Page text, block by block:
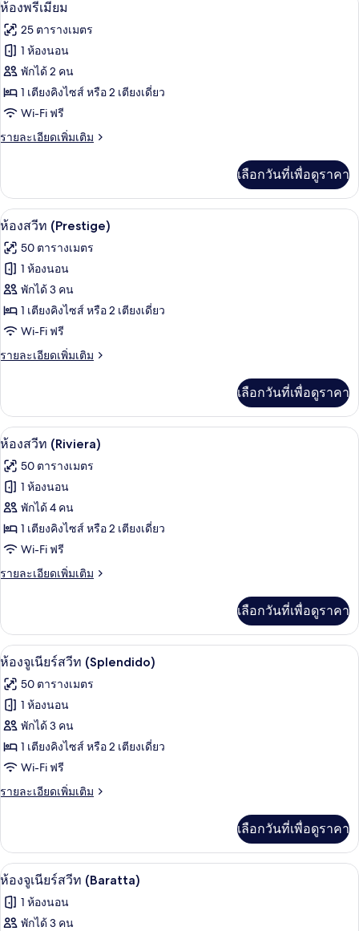
ห้อง
ท
(Portofino)
ภาพถ่าย
ทั้งหมด
ของ
ห้อง
พรีเมียม
3
ห้องพรีเมียม
25 ตารางเมตร
1 ห้องนอน
พักได้ 2 คน
1 เตียงคิงไซส์ หรือ 2 เตียงเดี่ยว
Wi-Fi ฟรี
รายละเอียดเพิ่มเติม
ราย
เกี่ยว
กับ
ห้อง
เลือกวันที่เพื่อดูราคา
เปิด
ภาพถ่าย
ทั้งหมด
ของ
ห้อง
สวีท
(Prestige)
ห้องสวีท (Prestige) | เครื่องนอนป้อง
8
ห้องสวีท (Prestige)
50 ตารางเมตร
1 ห้องนอน
พักได้ 3 คน
1 เตียงคิงไซส์ หรือ 2 เตียงเดี่ยว
Wi-Fi ฟรี
รายละเอียดเพิ่มเติม
ราย
เกี่ยว
กับ
ห้อง
ท
(Prestige)
เลือกวันที่เพื่อดูราคา
เปิด
ภาพถ่าย
ทั้งหมด
ของ
ห้อง
สวีท
(Riviera)
ห้องสวีท (Riviera) | เครื่องนอนป้องกั
11
ห้องสวีท (Riviera)
50 ตารางเมตร
1 ห้องนอน
พักได้ 4 คน
1 เตียงคิงไซส์ หรือ 2 เตียงเดี่ยว
Wi-Fi ฟรี
รายละเอียดเพิ่มเติม
ราย
เกี่ยว
กับ
ห้อง
ท
(Riviera)
เลือกวันที่เพื่อดูราคา
เปิด
ภาพถ่าย
ทั้งหมด
ของ
ห้อง
จู
เนียร์
(Splendido)
ห้องจูเนียร์สวีท (Splendido) | เครื่อง
7
ห้องจูเนียร์สวีท (Splendido)
50 ตารางเมตร
1 ห้องนอน
พักได้ 3 คน
1 เตียงคิงไซส์ หรือ 2 เตียงเดี่ยว
Wi-Fi ฟรี
รายละเอียดเพิ่มเติม
ราย
เกี่ยว
กับ
ห้อง
เนียร์
สวี
เลือกวันที่เพื่อดูราคา
เปิด
ภาพถ่าย
ทั้งหมด
ห้องจูเนียร์สวีท (Baratta) | เครื่องนอ
2
ห้องจูเนียร์สวีท (Baratta)
1 ห้องนอน
พักได้ 3 คน